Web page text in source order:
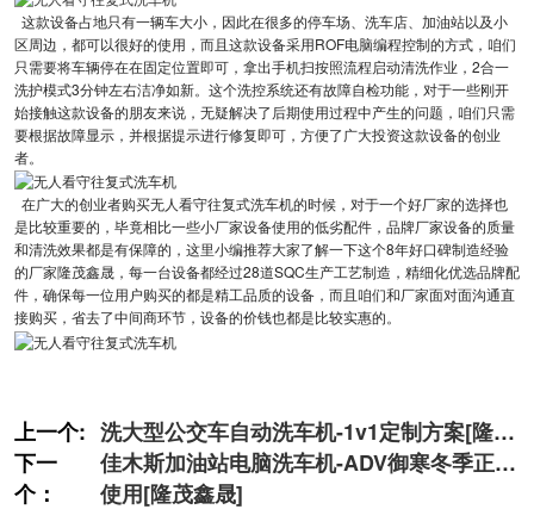
这款设备占地只有一辆车大小，因此在很多的停车场、洗车店、加油站以及小
区周边，都可以很好的使用，而且这款设备采用ROF电脑编程控制的方式，咱们
只需要将车辆停在在固定位置即可，拿出手机扫按照流程启动清洗作业，2合一
洗护模式3分钟左右洁净如新。这个洗控系统还有故障自检功能，对于一些刚开
始接触这款设备的朋友来说，无疑解决了后期使用过程中产生的问题，咱们只需
要根据故障显示，并根据提示进行修复即可，方便了广大投资这款设备的创业
者。
在广大的创业者购买无人看守往复式洗车机的时候，对于一个好厂家的选择也
是比较重要的，毕竟相比一些小厂家设备使用的低劣配件，品牌厂家设备的质量
和清洗效果都是有保障的，这里小编推荐大家了解一下这个8年好口碑制造经验
的厂家隆茂鑫晟，每一台设备都经过28道SQC生产工艺制造，精细化优选品牌配
件，确保每一位用户购买的都是精工品质的设备，而且咱们和厂家面对面沟通直
接购买，省去了中间商环节，设备的价钱也都是比较实惠的。
上一个: 洗大型公交车自动洗车机-1v1定制方案[隆茂
鑫晟]
下一
个：
佳木斯加油站电脑洗车机-ADV御寒冬季正常
使用[隆茂鑫晟]